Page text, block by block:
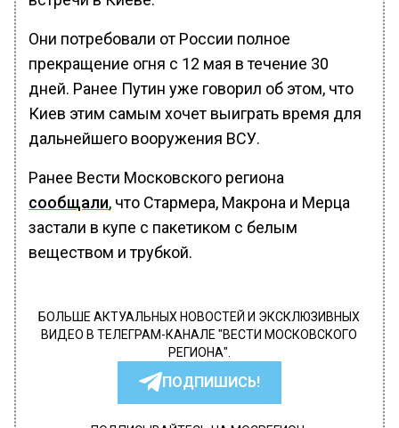
Они потребовали от России полное
прекращение огня с 12 мая в течение 30
дней. Ранее Путин уже говорил об этом, что
Киев этим самым хочет выиграть время для
дальнейшего вооружения ВСУ.
Ранее Вести Московского региона
сообщали, что Стармера, Макрона и Мерца
застали в купе с пакетиком с белым
веществом и трубкой.
БОЛЬШЕ АКТУАЛЬНЫХ НОВОСТЕЙ И ЭКСКЛЮЗИВНЫХ
ВИДЕО В ТЕЛЕГРАМ-КАНАЛЕ "ВЕСТИ МОСКОВСКОГО
РЕГИОНА".
ПОДПИШИСЬ!